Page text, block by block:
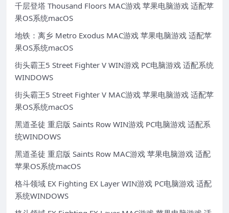
千层登塔 Thousand Floors MAC游戏 苹果电脑游戏 适配苹
果OS系统macOS
地铁：离乡 Metro Exodus MAC游戏 苹果电脑游戏 适配苹
果OS系统macOS
街头霸王5 Street Fighter V WIN游戏 PC电脑游戏 适配系统
WINDOWS
街头霸王5 Street Fighter V MAC游戏 苹果电脑游戏 适配苹
果OS系统macOS
黑道圣徒 重启版 Saints Row WIN游戏 PC电脑游戏 适配系
统WINDOWS
黑道圣徒 重启版 Saints Row MAC游戏 苹果电脑游戏 适配
苹果OS系统macOS
格斗领域 EX Fighting EX Layer WIN游戏 PC电脑游戏 适配
系统WINDOWS